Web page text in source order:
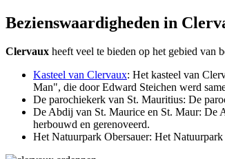
Bezienswaardigheden in
Clervaux heeft veel te bieden op het gebied van
Kasteel van Clervaux: Het kasteel van
Man", die door Edward Steichen werd
De parochiekerk van St. Mauritius: De
De Abdij van St. Maurice en St. Maur: De
herbouwd en gerenoveerd.
Het Natuurpark Obersauer: Het